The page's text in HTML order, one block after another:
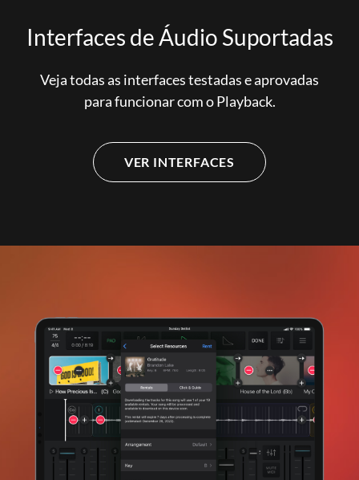
Interfaces de Áudio Suportadas
Veja todas as interfaces testadas e aprovadas
para funcionar com o Playback.
VER INTERFACES